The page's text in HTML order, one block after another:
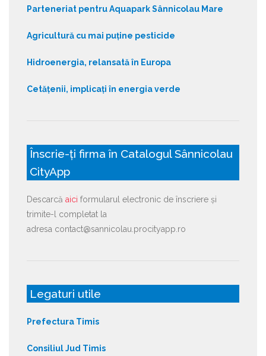
Parteneriat pentru Aquapark Sânnicolau Mare
Agricultură cu mai puține pesticide
Hidroenergia, relansată în Europa
Cetățenii, implicați în energia verde
Înscrie-ți firma în Catalogul Sânnicolau
CityApp
Descarcă aici formularul electronic de înscriere și
trimite-l completat la
adresa contact@sannicolau.procityapp.ro
Legaturi utile
Prefectura Timis
Consiliul Jud Timis